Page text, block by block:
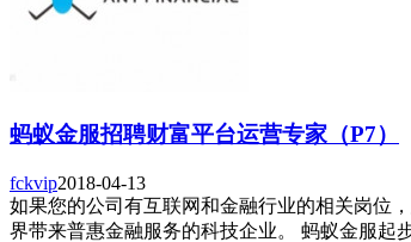
蚂蚁金服招聘财富平台运营专家（P7）
fckvip2018-04-13
如果您的公司有互联网和金融行业的相关岗位
界带来普惠金融服务的科技企业。 蚂蚁金服起